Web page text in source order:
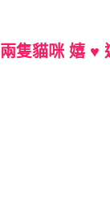
兩隻貓咪 嬉 ♥